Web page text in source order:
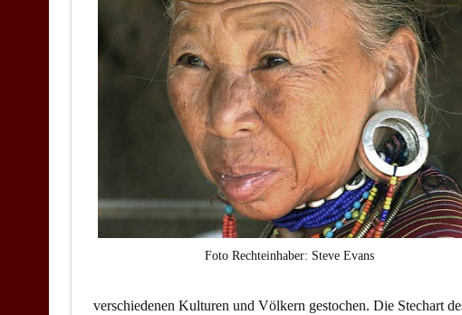
Foto Rechteinhaber: Steve Evans
verschiedenen Kulturen und Völkern gestochen. Die Stechart